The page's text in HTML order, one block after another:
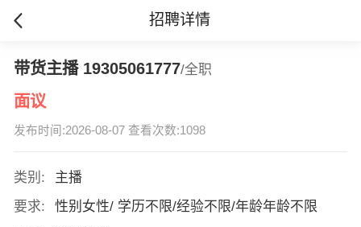
招聘详情
带货主播 19305061777/全职
面议
发布时间:2026-08-07 查看次数:1098
类别:
主播
要求:
性别女性/ 学历不限/经验不限/年龄年龄不限